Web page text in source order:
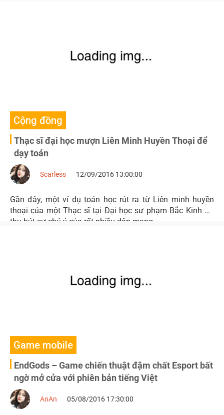
Cộng đồng
Thạc sĩ đại học mượn Liên Minh Huyền Thoại để
dạy toán
Scarless 12/09/2016 13:00:00
Gần đây, một ví dụ toán học rút ra từ Liên minh huyền
thoại của một Thạc sĩ tại Đại học sư phạm Bắc Kinh đã
thu hút sự chú ý của rất nhiều dân mạng.
Game mobile
EndGods – Game chiến thuật đậm chất Esport bất
ngờ mở cửa với phiên bản tiếng Việt
AnAn 05/08/2016 17:30:00